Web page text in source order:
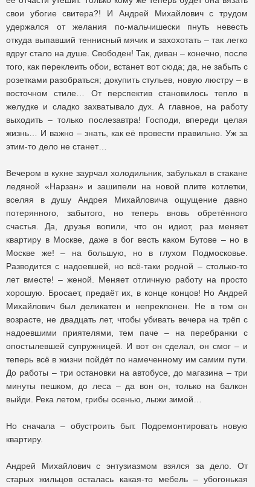
свои убогие свитера?! И Андрей Михайлович с трудом
удержался от желания по-мальчишески пнуть невесть
откуда выпавший теннисный мячик и захохотать – так легко
вдруг стало на душе. Свободен! Так, диван – конечно, после
того, как переклеить обои, встанет вот сюда; да, не забыть с
розетками разобраться; докупить стульев, новую люстру – в
восточном стиле… От перспектив становилось тепло в
желудке и сладко захватывало дух. А главное, на работу
выходить – только послезавтра! Господи, впереди целая
жизнь… И важно – знать, как её провести правильно. Уж за
этим-то дело не станет…
Вечером в кухне заурчал холодильник, забулькал в стакане
ледяной «Нарзан» и зашипели на новой плите котлетки,
вселяя в душу Андрея Михайловича ощущение давно
потерянного, забытого, но теперь вновь обретённого
счастья. Да, друзья вопили, что он идиот, раз меняет
квартиру в Москве, даже в бог весть каком Бутове – но в
Москве же! – на большую, но в глухом Подмосковье.
Разводится с надоевшей, но всё-таки родной – столько-то
лет вместе! – женой. Меняет отличную работу на просто
хорошую. Бросает, предаёт их, в конце концов! Но Андрей
Михайлович был деликатен и непреклонен. Не в том он
возрасте, не двадцать лет, чтобы убивать вечера на трёп с
надоевшими приятелями, тем паче – на перебранки с
опостылевшей супружницей. И вот он сделал, он смог – и
теперь всё в жизни пойдёт по намеченному им самим пути.
До работы – три остановки на автобусе, до магазина – три
минуты пешком, до леса – да вон он, только на балкон
выйди. Река летом, грибы осенью, лыжи зимой…
Но сначала – обустроить быт. Подремонтировать новую
квартиру.
Андрей Михайлович с энтузиазмом взялся за дело. От
старых жильцов осталась какая-то мебель – убогонькая